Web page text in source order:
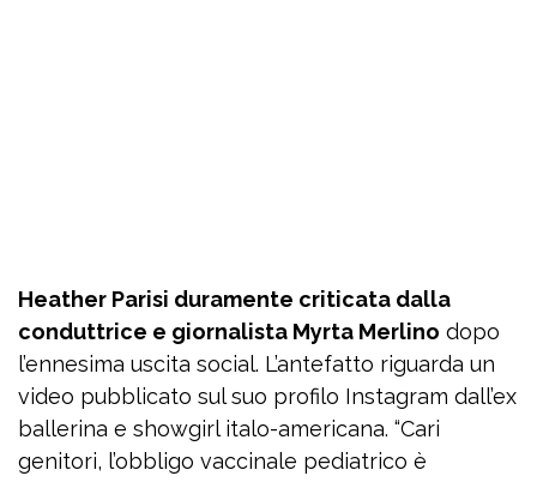
Heather Parisi duramente criticata dalla
conduttrice e giornalista Myrta Merlino dopo
l’ennesima uscita social. L’antefatto riguarda un
video pubblicato sul suo profilo Instagram dall’ex
ballerina e showgirl italo-americana. “Cari
genitori, l’obbligo vaccinale pediatrico è